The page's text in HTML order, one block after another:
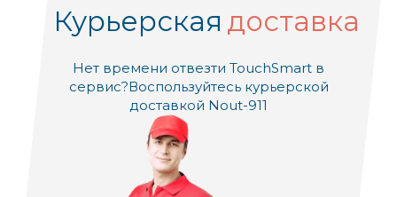
Курьерская доставка
Нет времени отвезти TouchSmart в
сервис?Воспользуйтесь курьерской
доставкой Nout-911